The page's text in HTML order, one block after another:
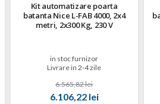
Kit automatizare poarta
batanta Nice L-FAB 4000, 2x4
metri, 2x300 Kg, 230 V
in stoc furnizor
Livrare in 2-4 zile
6.565,82 lei
6.106,22 lei